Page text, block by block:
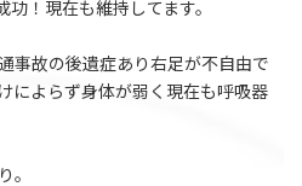
！現在も維持してます。
事故の後遺症あり右足が不自由で
によらず身体が弱く現在も呼吸器
。